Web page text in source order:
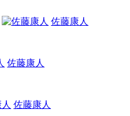
佐藤康人
佐藤康人
佐藤康人